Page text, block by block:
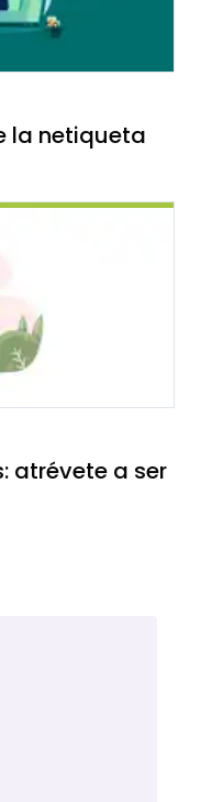
la netiqueta
atrévete a ser